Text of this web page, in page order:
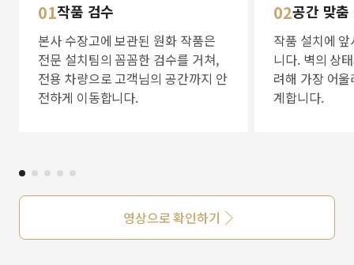
01작품 검수
본사 수장고에 보관된 원화 작품은
전문 설치팀의 꼼꼼한 검수를 거쳐,
전용 차량으로 고객님의 공간까지 안
전하게 이동합니다.
02공간 맞
작품 설치에
니다. 벽의 상
려해 가장 어
계합니다.
영상으로 확인하기